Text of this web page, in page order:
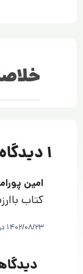
1 دیدگاه برای “
امین
کتاب
1402/08/23 در 08:39